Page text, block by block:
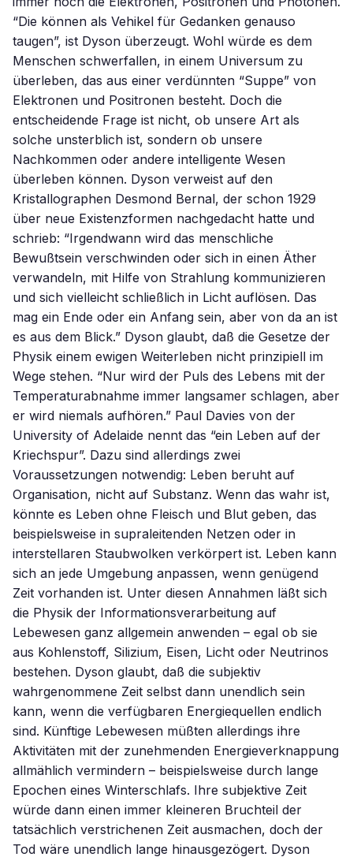
“Die können als Vehikel für Gedanken genauso
taugen”, ist Dyson überzeugt. Wohl würde es dem
Menschen schwerfallen, in einem Universum zu
überleben, das aus einer verdünnten “Suppe” von
Elektronen und Positronen besteht. Doch die
entscheidende Frage ist nicht, ob unsere Art als
solche unsterblich ist, sondern ob unsere
Nachkommen oder andere intelligente Wesen
überleben können. Dyson verweist auf den
Kristallographen Desmond Bernal, der schon 1929
über neue Existenzformen nachgedacht hatte und
schrieb: “Irgendwann wird das menschliche
Bewußtsein verschwinden oder sich in einen Äther
verwandeln, mit Hilfe von Strahlung kommunizieren
und sich vielleicht schließlich in Licht auflösen. Das
mag ein Ende oder ein Anfang sein, aber von da an ist
es aus dem Blick.” Dyson glaubt, daß die Gesetze der
Physik einem ewigen Weiterleben nicht prinzipiell im
Wege stehen. “Nur wird der Puls des Lebens mit der
Temperaturabnahme immer langsamer schlagen, aber
er wird niemals aufhören.” Paul Davies von der
University of Adelaide nennt das “ein Leben auf der
Kriechspur”. Dazu sind allerdings zwei
Voraussetzungen notwendig: Leben beruht auf
Organisation, nicht auf Substanz. Wenn das wahr ist,
könnte es Leben ohne Fleisch und Blut geben, das
beispielsweise in supraleitenden Netzen oder in
interstellaren Staubwolken verkörpert ist. Leben kann
sich an jede Umgebung anpassen, wenn genügend
Zeit vorhanden ist. Unter diesen Annahmen läßt sich
die Physik der Informationsverarbeitung auf
Lebewesen ganz allgemein anwenden – egal ob sie
aus Kohlenstoff, Silizium, Eisen, Licht oder Neutrinos
bestehen. Dyson glaubt, daß die subjektiv
wahrgenommene Zeit selbst dann unendlich sein
kann, wenn die verfügbaren Energiequellen endlich
sind. Künftige Lebewesen müßten allerdings ihre
Aktivitäten mit der zunehmenden Energieverknappung
allmählich vermindern – beispielsweise durch lange
Epochen eines Winterschlafs. Ihre subjektive Zeit
würde dann einen immer kleineren Bruchteil der
tatsächlich verstrichenen Zeit ausmachen, doch der
Tod wäre unendlich lange hinausgezögert. Dyson